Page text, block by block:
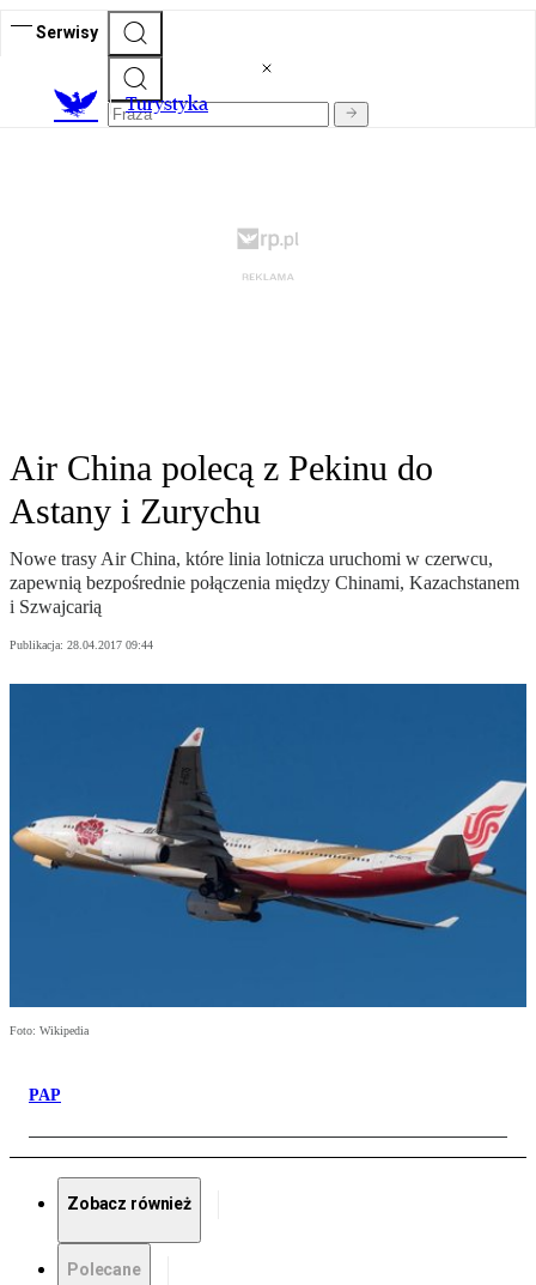
Serwisy
Turystyka
Air China polecą z Pekinu do
Astany i Zurychu
Nowe trasy Air China, które linia lotnicza uruchomi w czerwcu,
zapewnią bezpośrednie połączenia między Chinami, Kazachstanem
i Szwajcarią
Publikacja: 28.04.2017 09:44
Foto: Wikipedia
PAP
Zobacz również
Polecane